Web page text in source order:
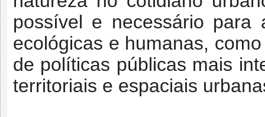
possível e necessário para
ecológicas e humanas,
de políticas públicas mais
territoriais e espaciais